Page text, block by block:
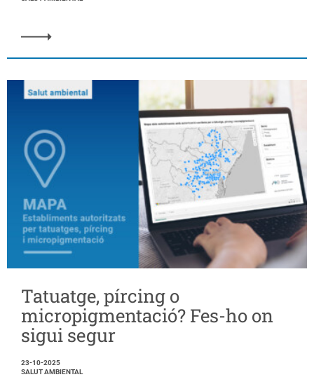
Tatuatge, pírcing o
micropigmentació? Fes-ho on
sigui segur
23-10-2025
SALUT AMBIENTAL